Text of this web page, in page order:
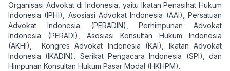
Organisasi Advokat di Indonesia, yaitu Ikatan Penasihat Hukum
Indonesia (IPHI), Asosiasi Advokat Indonesia (AAI), Persatuan
Advokat Indonesia (PERADIN), Perhimpunan Advokat
Indonesia (PERADI), Asosiasi Konsultan Hukum Indonesia
(AKHI), Kongres Advokat Indonesia (KAI), Ikatan Advokat
Indonesia (IKADIN), Serikat Pengacara Indonesia (SPI), dan
Himpunan Konsultan Hukum Pasar Modal (HKHPM).